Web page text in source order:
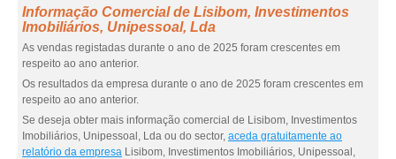
Informação Comercial de Lisibom, Investimentos
Imobiliários, Unipessoal, Lda
As vendas registadas durante o ano de 2025 foram crescentes em
respeito ao ano anterior.
Os resultados da empresa durante o ano de 2025 foram crescentes em
respeito ao ano anterior.
Se deseja obter mais informação comercial de Lisibom, Investimentos
Imobiliários, Unipessoal, Lda ou do sector, aceda gratuitamente ao
relatório da empresa Lisibom, Investimentos Imobiliários, Unipessoal,